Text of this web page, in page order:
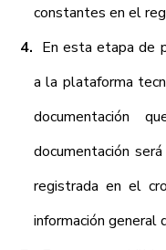
constantes en el
En esta etapa de
a la plataforma
documentación
documentación
registrada en el
información general